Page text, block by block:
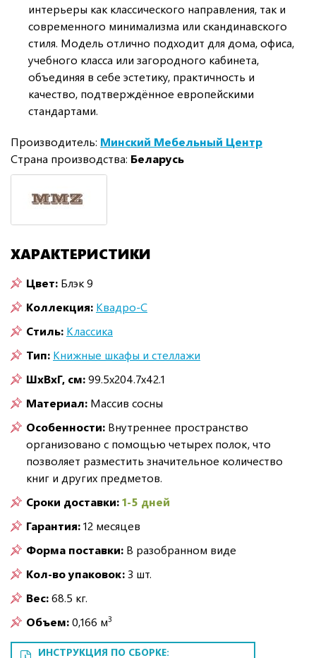
интерьеры как классического направления, так и
современного минимализма или скандинавского
стиля. Модель отлично подходит для дома, офиса,
учебного класса или загородного кабинета,
объединяя в себе эстетику, практичность и
качество, подтверждённое европейскими
стандартами.
Производитель: Минский Мебельный Центр
Страна производства: Беларусь
ХАРАКТЕРИСТИКИ
Цвет: Блэк 9
Коллекция: Квадро-С
Стиль: Классика
Тип: Книжные шкафы и стеллажи
ШxВxГ, см:99.5x204.7x42.1
Материал: Массив сосны
Особенности: Внутреннее пространство
организовано с помощью четырех полок, что
позволяет разместить значительное количество
книг и других предметов.
Сроки доставки:1-5 дней
Гарантия:12 месяцев
Форма поставки: В разобранном виде
Кол-во упаковок:3 шт.
Вес:68.5 кг.
Объем:0,166 м3
ИНСТРУКЦИЯ ПО СБОРКЕ: